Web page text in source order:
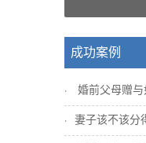
成功案例
婚前父母赠与
妻子该不该分